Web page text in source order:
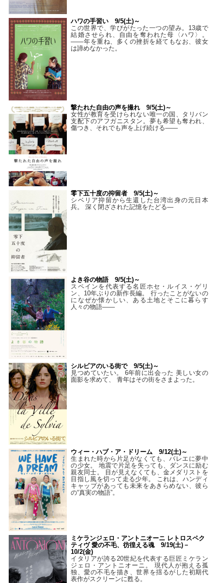
ハワの手習い 9/5(土)～
この世界で、学びがたった一つの望み。13歳で
結婚させられ、自由を奪われた母〈ハワ〉。
——年を重ね、多くの挫折を経てもなお、彼女
は諦めなかった。
撃たれた自由の声を撮れ 9/5(土)～
女性が教育を受けられない唯一の国、タリバン
支配下のアフガニスタン。夢も希望も奪われ、
傷つき、それでも声を上げ続ける——
零下五十度の抑留者 9/5(土)～
シベリア抑留から生還した台湾出身の元日本
兵。 深く閉ざされた記憶をたどる—
よき谷の物語 9/5(土)～
スペインを代表する名匠ホセ・ルイス・ゲリ
ン、10年ぶりの新作長編。 行ったことがないの
になぜか懐かしい、ある土地とそこに暮らす
人々の物語――
シルビアのいる街で 9/5(土)～
見つめていたい。 6年前に出会った 美しい女の
面影を求めて、 青年はその街をさまよった。
ウィー・ハブ・ア・ドリーム 9/12(土)～
生まれた時から片足がなくても、バレエに夢中
の少女。 地震で片足を失っても、ダンスに励む
親友同士。 目が見えなくても、金メダリストを
目指し風を切って走る少年。 これは、ハンディ
キャップがあっても未来をあきらめない、彼ら
の“真実の物語”。
ミケランジェロ・アントニオーニ レトロスペク
ティヴ 愛の不毛、彷徨える魂 9/19(土)－
10/2(金)
イタリアが誇る20世紀を代表する巨匠ミケラン
ジェロ・アントニオーニ。 現代人が抱える孤
独、愛の不毛を描き、世界を揺るがした初期代
表作がスクリーンに甦る。